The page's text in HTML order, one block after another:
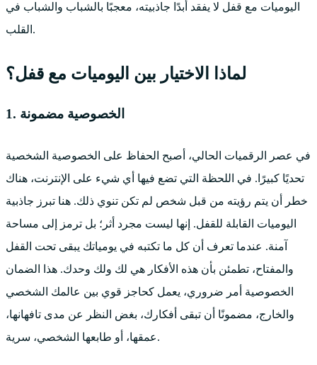
اليوميات مع قفل لا يفقد أبدًا جاذبيته، معجبًا بالشباب والشباب في
القلب.
لماذا الاختيار بين اليوميات مع قفل؟
1. الخصوصية مضمونة
في عصر الرقميات الحالي، أصبح الحفاظ على الخصوصية الشخصية
تحديًا كبيرًا. في اللحظة التي تضع فيها أي شيء على الإنترنت، هناك
خطر أن يتم رؤيته من قبل شخص لم تكن تنوي ذلك. هنا تبرز جاذبية
اليوميات القابلة للقفل. إنها ليست مجرد أثر؛ بل ترمز إلى مساحة
آمنة. عندما تعرف أن كل ما تكتبه في يومياتك يبقى تحت القفل
والمفتاح، تطمئن بأن هذه الأفكار هي لك ولك وحدك. هذا الضمان
الخصوصية أمر ضروري، يعمل كحاجز قوي بين عالمك الشخصي
والخارج، مضمونًا أن تبقى أفكارك، بغض النظر عن مدى تافهانها،
عمقها، أو طابعها الشخصي، سرية.